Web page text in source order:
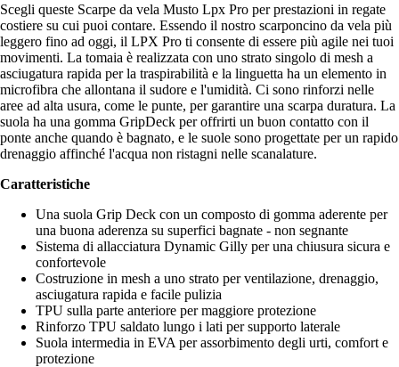
Scegli queste Scarpe da vela Musto Lpx Pro per prestazioni in regate
costiere su cui puoi contare. Essendo il nostro scarponcino da vela più
leggero fino ad oggi, il LPX Pro ti consente di essere più agile nei tuoi
movimenti. La tomaia è realizzata con uno strato singolo di mesh a
asciugatura rapida per la traspirabilità e la linguetta ha un elemento in
microfibra che allontana il sudore e l'umidità. Ci sono rinforzi nelle
aree ad alta usura, come le punte, per garantire una scarpa duratura. La
suola ha una gomma GripDeck per offrirti un buon contatto con il
ponte anche quando è bagnato, e le suole sono progettate per un rapido
drenaggio affinché l'acqua non ristagni nelle scanalature.
Caratteristiche
Una suola Grip Deck con un composto di gomma aderente per
una buona aderenza su superfici bagnate - non segnante
Sistema di allacciatura Dynamic Gilly per una chiusura sicura e
confortevole
Costruzione in mesh a uno strato per ventilazione, drenaggio,
asciugatura rapida e facile pulizia
TPU sulla parte anteriore per maggiore protezione
Rinforzo TPU saldato lungo i lati per supporto laterale
Suola intermedia in EVA per assorbimento degli urti, comfort e
protezione